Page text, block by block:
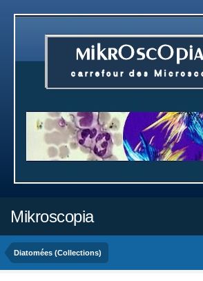
Mikroscopia
Diatomées (Collections)